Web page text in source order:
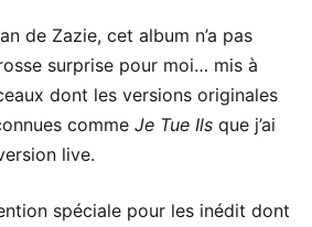
de Zazie, cet album n’a pas
surprise pour moi… mis à
dont les versions originales
comme Je Tue Ils que j’ai
live.
spéciale pour les inédit dont